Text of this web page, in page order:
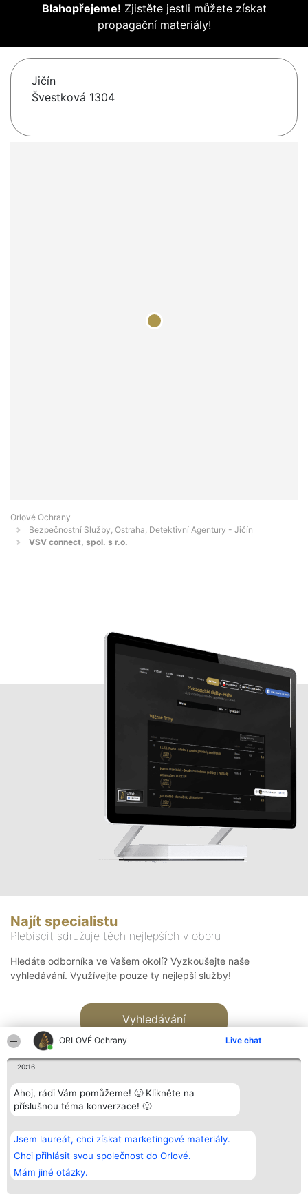
ORLOVÉ Ochrany Live chat
20:16
Ahoj, rádi Vám pomůžeme! 🙂 Klikněte na
příslušnou téma konverzace! 🙂
Jsem laureát, chci získat marketingové materiály.
Chci přihlásit svou společnost do Orlové.
Mám jiné otázky.
Blahopřejeme! Zjistěte jestli můžete získat
propagační materiály!
Jičín
Švestková 1304
Orlové Ochrany
Bezpečnostní Služby, Ostraha, Detektivní Agentury - Jičín
VSV connect, spol. s r.o.
Najít specialistu
Plebiscit sdružuje těch nejlepších v oboru
Hledáte odborníka ve Vašem okolí? Vyzkoušejte naše
vyhledávání. Využívejte pouze ty nejlepší služby!
Vyhledávání
Bright Side Solutions sp. z o.
o. sp. k.
ul. Ruska 22
Wrocław 50-079
KRS 0000749100 | Regon
381313360 | NIP 8943132676
Vítězové
Seznam všech
laureátů
Zásady
Zásady
Kontakt